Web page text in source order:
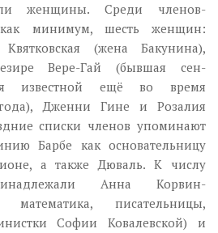
женщины. Среди членов-
как минимум, шесть женщин:
(жена Бакунина),
Вере-Гай (бывшая сен-
известной ещё во время
Дженни Гине и Розалия
списки членов упоминают
Барбе как основательницу
а также Дюваль. К числу
Анна Корвин-
математика, писательницы,
Софии Ковалевской) и